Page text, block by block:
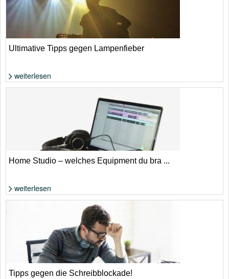
Foto: Shutterstock von Yoh_ann
Ultimative Tipps gegen Lampenfieber
weiterlesen
Home Studio – welches Equipment du bra ...
weiterlesen
Tipps gegen die Schreibblockade!